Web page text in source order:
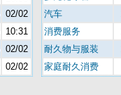
02/02
10:31
02/02
02/02
汽车
消费服务
耐久物与服装
家庭耐久消费